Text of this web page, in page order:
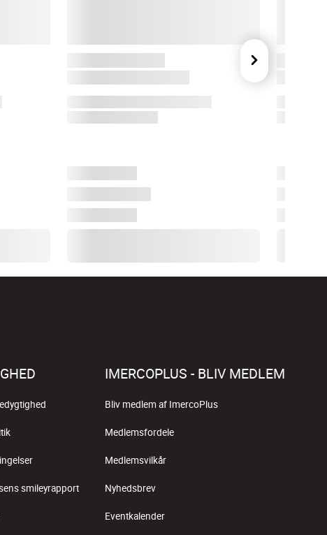
smileyrapport
IMERCOPLUS - BLIV MEDLEM
Bliv medlem af ImercoPlus
Medlemsfordele
Medlemsvilkår
Nyhedsbrev
Eventkalender